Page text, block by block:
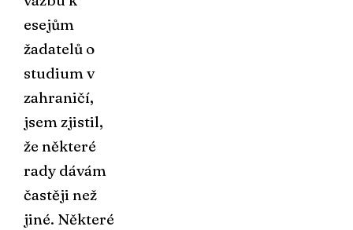
esejům
žadatelů o
studium v
zahraničí,
jsem zjistil,
že některé
rady dávám
častěji než
jiné. Některé